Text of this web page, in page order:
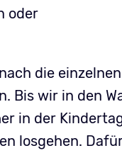
oder
die
Bis wir in den
in der
losgehen.